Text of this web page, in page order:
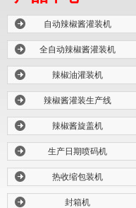
自动辣椒酱灌装机
全自动辣椒酱灌装机
辣椒油灌装机
辣椒酱灌装生产线
辣椒酱旋盖机
生产日期喷码机
热收缩包装机
封箱机